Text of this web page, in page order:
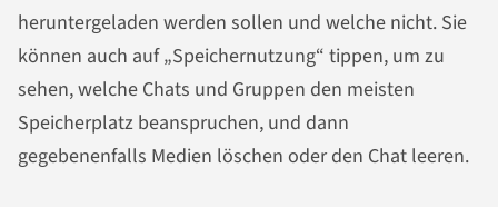
heruntergeladen werden sollen und welche nicht. Sie
können auch auf „Speichernutzung“ tippen, um zu
sehen, welche Chats und Gruppen den meisten
Speicherplatz beanspruchen, und dann
gegebenenfalls Medien löschen oder den Chat leeren.